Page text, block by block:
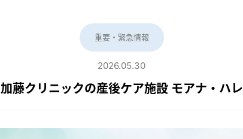
重要・緊急情報
2026.05.30
加藤クリニックの産後ケア施設 モアナ・ハレ